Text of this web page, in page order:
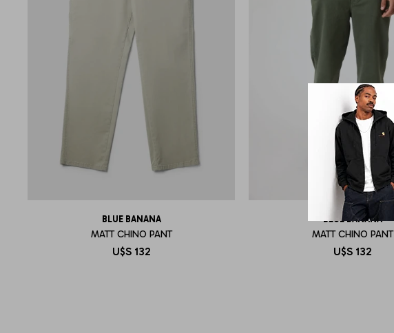
BLUE BANANA
MATT CHINO PANT
U$S 132
BLUE BANANA
MATT CHINO PANT
U$S 132